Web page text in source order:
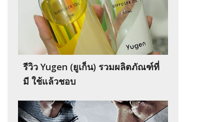
รีวิว Yugen (ยูเก็น) รวมผลิตภัณฑ์ที่
มี ใช้แล้วชอบ